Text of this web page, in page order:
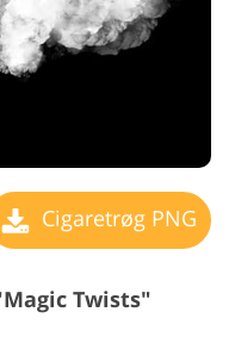
Cigaretrøg PNG
Twists"